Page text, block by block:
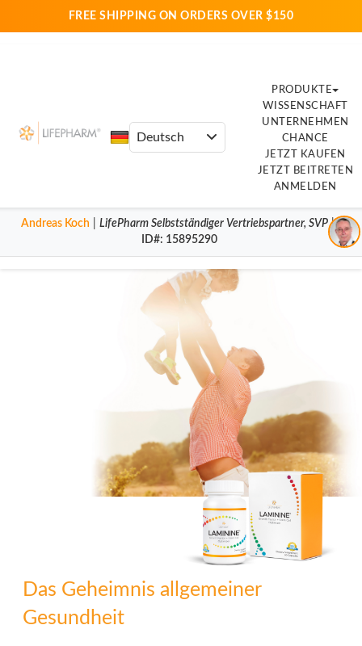
FREE SHIPPING ON ORDERS OVER $150
PRODUKTE
WISSENSCHAFT
UNTERNEHMEN
CHANCE
JETZT KAUFEN
JETZT BEITRETEN
ANMELDEN
Andreas Koch LifePharm Selbstständiger Vertriebspartner, SVP|
ID#: 15895290
Das Geheimnis allgemeiner
Gesundheit